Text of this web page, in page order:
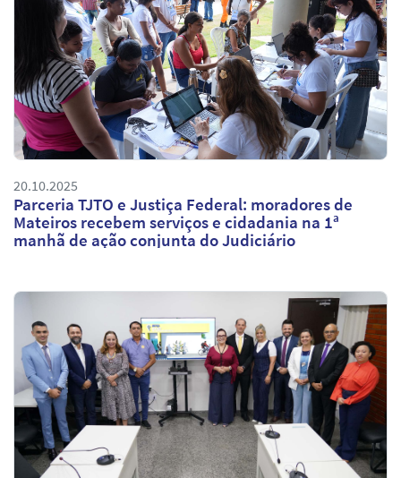
20.10.2025
Parceria TJTO e Justiça Federal: moradores de
Mateiros recebem serviços e cidadania na 1ª
manhã de ação conjunta do Judiciário